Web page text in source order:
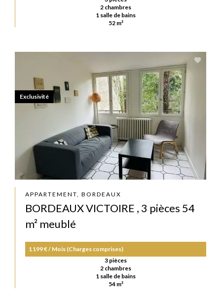
2 chambres
1 salle de bains
52 m²
APPARTEMENT, BORDEAUX
BORDEAUX VICTOIRE , 3 pièces 54
m² meublé
1 199 € / Mois (Charges comprises)
3 pièces
2 chambres
1 salle de bains
54 m²
Exclusivité